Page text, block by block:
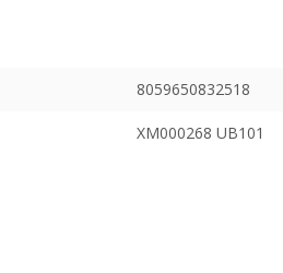
8059650832518
XM000268 UB101